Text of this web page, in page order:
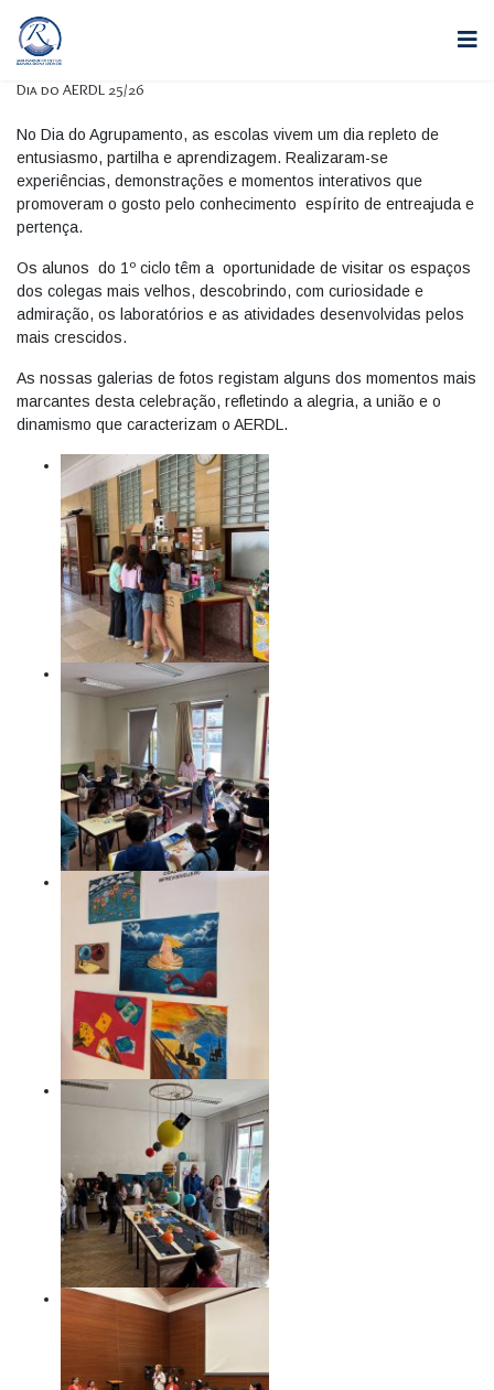
Dia do AERDL 25/26
No Dia do Agrupamento, as escolas vivem um dia repleto de
entusiasmo, partilha e aprendizagem. Realizaram-se
experiências, demonstrações e momentos interativos que
promoveram o gosto pelo conhecimento espírito de entreajuda e
pertença.
Os alunos do 1º ciclo têm a oportunidade de visitar os espaços
dos colegas mais velhos, descobrindo, com curiosidade e
admiração, os laboratórios e as atividades desenvolvidas pelos
mais crescidos.
As nossas galerias de fotos registam alguns dos momentos mais
marcantes desta celebração, refletindo a alegria, a união e o
dinamismo que caracterizam o AERDL.